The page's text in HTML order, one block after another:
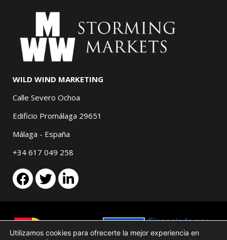
WILD WIND MARKETING
Calle Severo Ochoa
Edificio Promálaga 29651
Málaga - España
+34 617 049 258
Utilizamos cookies para ofrecerte la mejor experiencia en